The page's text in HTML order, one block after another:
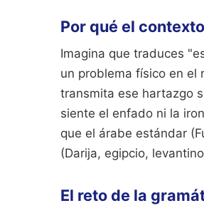
Por qué el
Imagina que traduces
un problema físico en el
transmita ese hartazgo
siente el enfado ni la
que el árabe estándar
(Darija, egipcio,
El reto de la